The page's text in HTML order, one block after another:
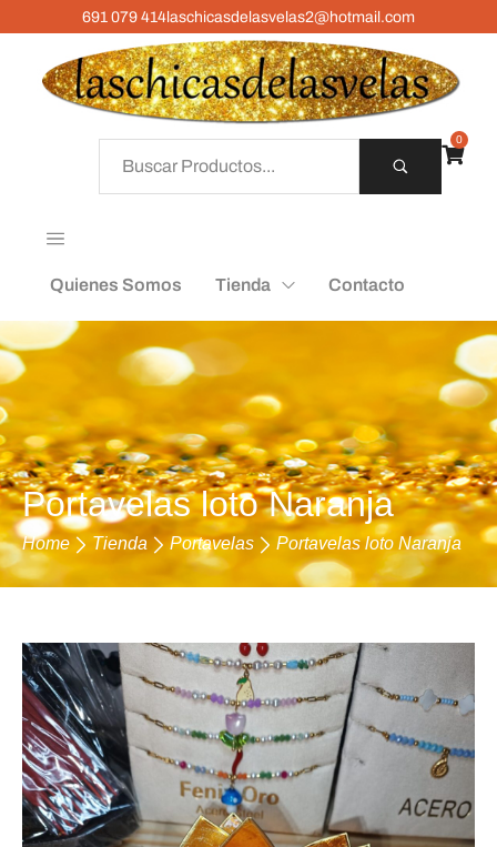
691 079 414laschicasdelasvelas2@hotmail.com
Quienes Somos Tienda Contacto
0
Portavelas loto Naranja
Home Tienda Portavelas Portavelas loto Naranja